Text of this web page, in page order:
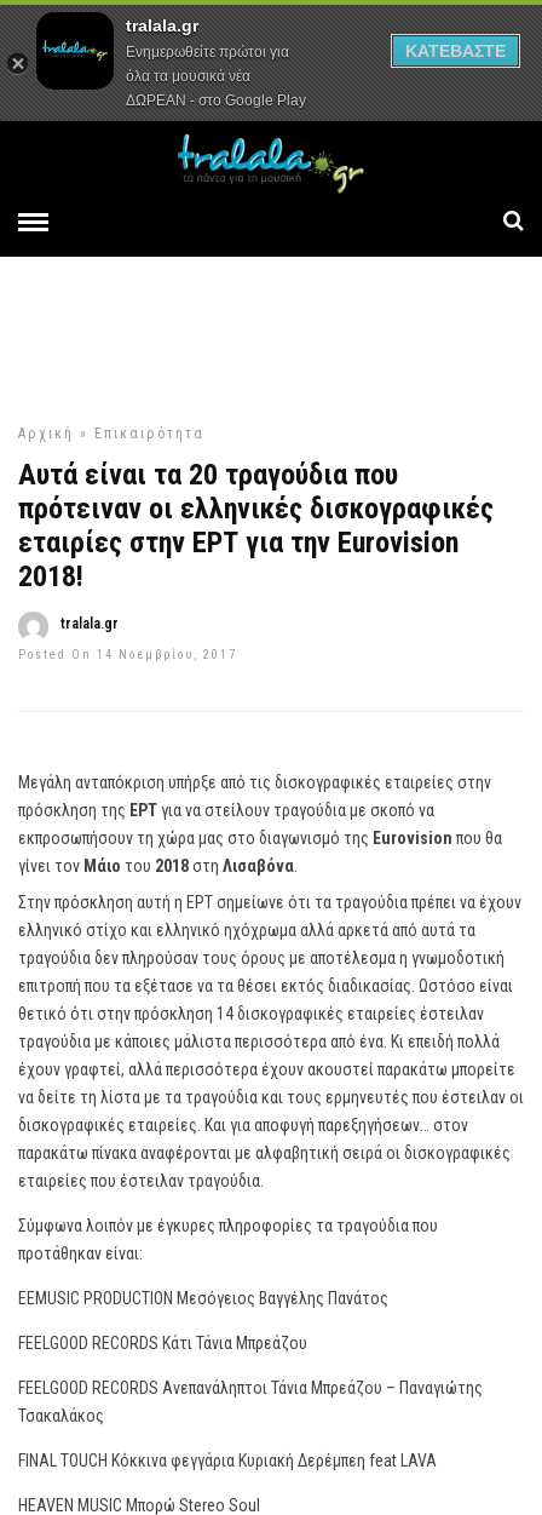
Αρχική Συνεντεύξεις Ρεπορτάζ
Αρχική » Επικαιρότητα
Αυτά είναι τα 20 τραγούδια που
πρότειναν οι ελληνικές δισκογραφικές
εταιρίες στην ΕΡΤ για την Eurovision
2018!
tralala.gr
Posted On 14 Νοεμβρίου, 2017
Μεγάλη ανταπόκριση υπήρξε από τις δισκογραφικές εταιρείες στην
πρόσκληση της ΕΡΤγια να στείλουν τραγούδια με σκοπό να
εκπροσωπήσουν τη χώρα μας στο διαγωνισμό της Eurovisionπου θα
γίνει τον Μάιο του 2018στη Λισαβόνα
Στην πρόσκληση αυτή η ΕΡΤ σημείωνε ότι τα τραγούδια πρέπει να έχουν
ελληνικό στίχο και ελληνικό ηχόχρωμα αλλά αρκετά από αυτά τα
τραγούδια δεν πληρούσαν τους όρους με αποτέλεσμα η γνωμοδοτική
επιτροπή που τα εξέτασε να τα θέσει εκτός διαδικασίας. Ωστόσο είναι
θετικό ότι στην πρόσκληση 14 δισκογραφικές εταιρείες έστειλαν
τραγούδια με κάποιες μάλιστα περισσότερα από ένα. Κι επειδή πολλά
έχουν γραφτεί, αλλά περισσότερα έχουν ακουστεί παρακάτω μπορείτε
να δείτε τη λίστα με τα τραγούδια και τους ερμηνευτές που έστειλαν οι
δισκογραφικές εταιρείες. Και για αποφυγή παρεξηγήσεων… στον
παρακάτω πίνακα αναφέρονται με αλφαβητική σειρά οι δισκογραφικές
εταιρείες που έστειλαν τραγούδια.
Σύμφωνα λοιπόν με έγκυρες πληροφορίες τα τραγούδια που
προτάθηκαν είναι:
EEMUSIC PRODUCTION Μεσόγειος Βαγγέλης Πανάτος
FEELGOOD RECORDS Κάτι Τάνια Μπρεάζου
FEELGOOD RECORDS Ανεπανάληπτοι Τάνια Μπρεάζου – Παναγιώτης
Τσακαλάκος
FINAL TOUCH Κόκκινα φεγγάρια Κυριακή Δερέμπεη feat LAVA
HEAVEN MUSIC Μπορώ Stereo Soul
tralala.gr
Ενημερωθείτε πρώτοι για
όλα τα μουσικά νέα
ΔΩΡΕΑΝ - στο Google Play
ΚΑΤΕΒΑΣΤΕ